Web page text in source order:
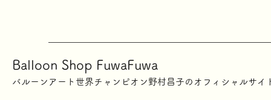
Balloon Shop FuwaFuwa
バルーンアート世界チャンピオン野村昌子のオフィシャルサイ